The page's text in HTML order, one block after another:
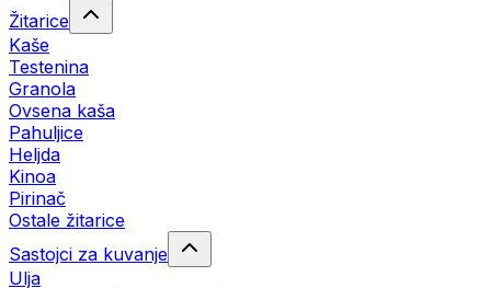
Žitarice
Kaše
Testenina
Granola
Ovsena kaša
Pahuljice
Heljda
Kinoa
Pirinač
Ostale žitarice
Sastojci za kuvanje
Ulja